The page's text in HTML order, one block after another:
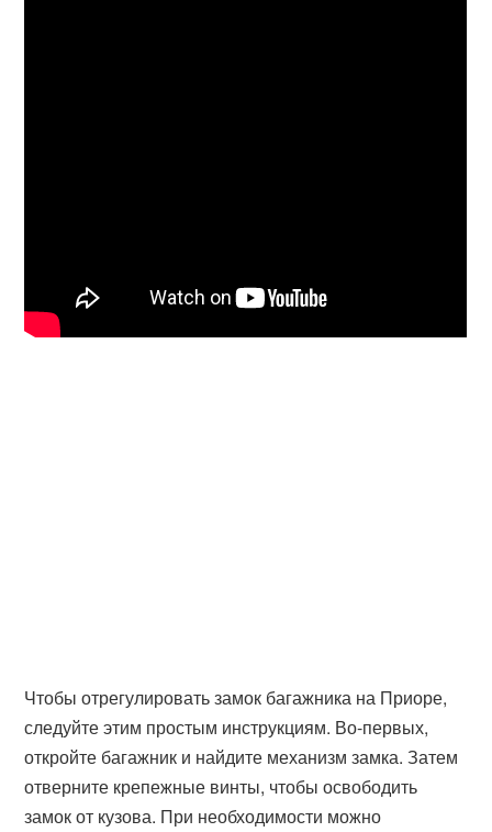
Чтобы отрегулировать замок багажника на Приоре,
следуйте этим простым инструкциям. Во-первых,
откройте багажник и найдите механизм замка. Затем
отверните крепежные винты, чтобы освободить
замок от кузова. При необходимости можно